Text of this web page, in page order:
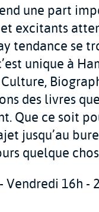
une part
excitants
tendance se
unique à
des livres
Que ce soit
jusqu’au
quelque
Vendredi 16h